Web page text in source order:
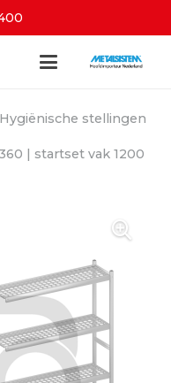
Hygiënische stellingen
| startset vak 1200